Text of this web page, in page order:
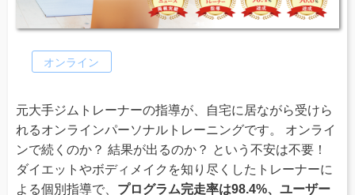
オンライン
元大手ジムトレーナーの指導が、自宅に居ながら受けら
れるオンラインパーソナルトレーニングです。 オンライ
ンで続くのか？ 結果が出るのか？ という不安は不要！
ダイエットやボディメイクを知り尽くしたトレーナーに
よる個別指導で、 プログラム完走率は98.4%、ユーザー